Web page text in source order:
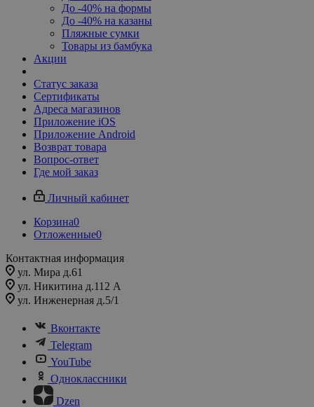
До -40% на формы
До -40% на казаны
Пляжные сумки
Товары из бамбука
Акции
Статус заказа
Сертификаты
Адреса магазинов
Приложение iOS
Приложение Android
Возврат товара
Вопрос-ответ
Где мой заказ
Личный кабинет
Корзина0
Отложенные0
Контактная информация
ул. Мира д.61
ул. Никитина д.112 А
ул. Инженерная д.5/1
Вконтакте
Telegram
YouTube
Одноклассники
Dzen